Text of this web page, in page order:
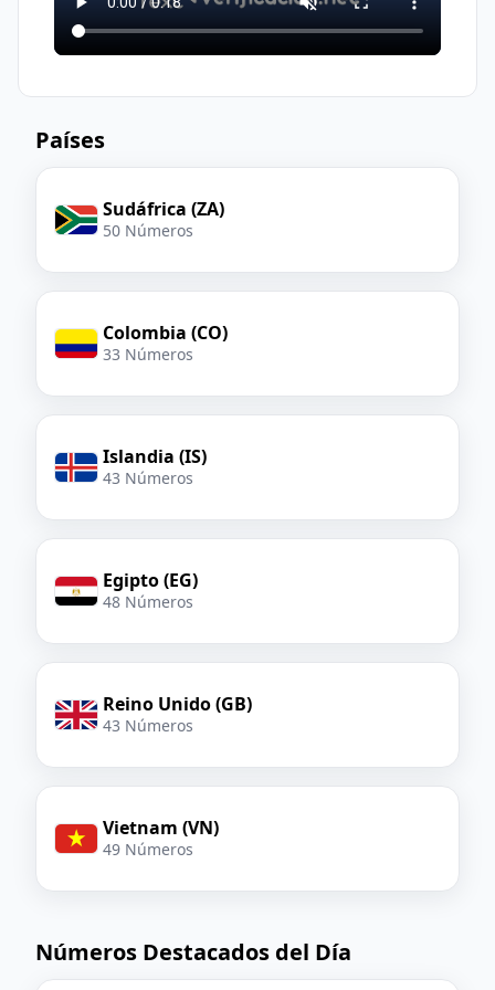
Países
Sudáfrica (ZA)
50 Números
Colombia (CO)
33 Números
Islandia (IS)
43 Números
Egipto (EG)
48 Números
Reino Unido (GB)
43 Números
Vietnam (VN)
49 Números
Números Destacados del Día